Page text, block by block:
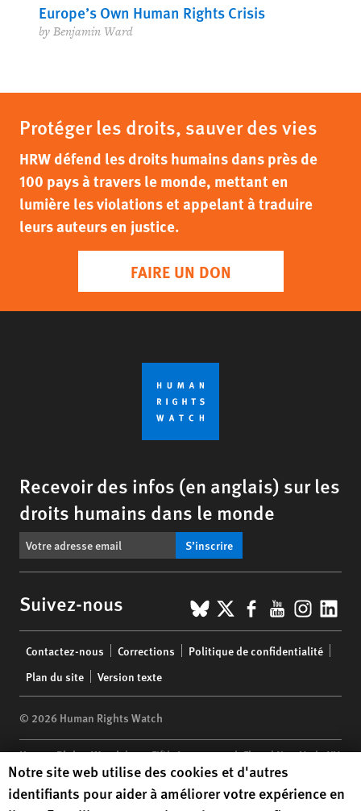
Europe’s Own Human Rights Crisis
by Benjamin Ward
Protéger les droits, sauver des vies
HRW défend les droits humains dans près de
100 pays à travers le monde, mettant en
lumière les violations et appelant à traduire
leurs auteurs en justice.
FAIRE UN DON
Recevoir des infos (en anglais) sur les
droits humains dans le monde
S’inscrire
Suivez-nous BlueSky
X Facebook
YouTube
menu
Contactez-nous Corrections
Politique de confidentialité
Plan du site
Version texte
© 2026 Human Rights Watch
Human Rights Watch| 350 Fifth Avenue, 34th Floor | New York,NY
10118-3299USA |t1.212.290.4700
Human Rights Watchis a 501(C)(3) nonprofit registered in the US
Human Rights Watch cookie preferences
Notre site web utilise des cookies et d'autres
identifiants pour aider à améliorer votre expérience en